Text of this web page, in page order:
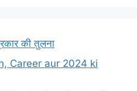
की तुलना
Career aur 2024 ki